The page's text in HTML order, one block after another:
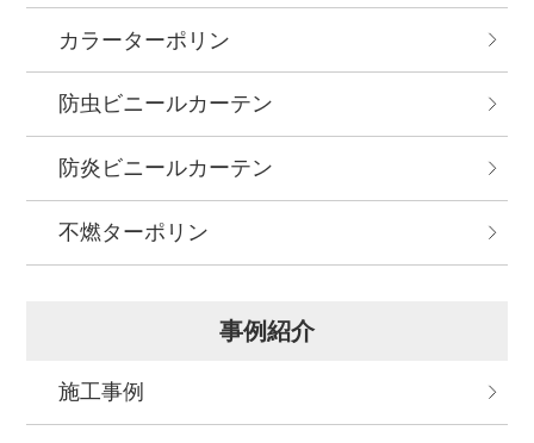
カラーターポリン
防虫ビニールカーテン
防炎ビニールカーテン
不燃ターポリン
事例紹介
施工事例